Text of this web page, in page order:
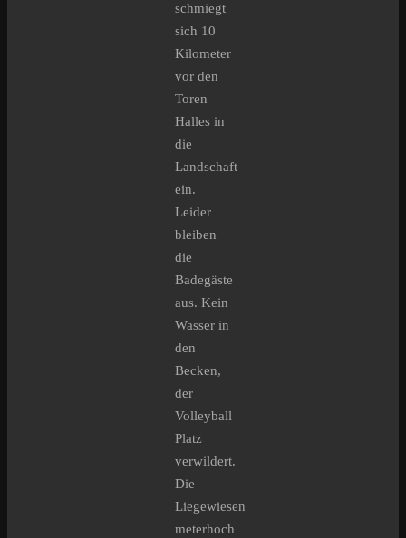
schmiegt
sich 10
Kilometer
vor den
Toren
Halles in
die
Landschaft
ein.
Leider
bleiben
die
Badegäste
aus. Kein
Wasser in
den
Becken,
der
Volleyball
Platz
verwildert.
Die
Liegewiesen
meterhoch